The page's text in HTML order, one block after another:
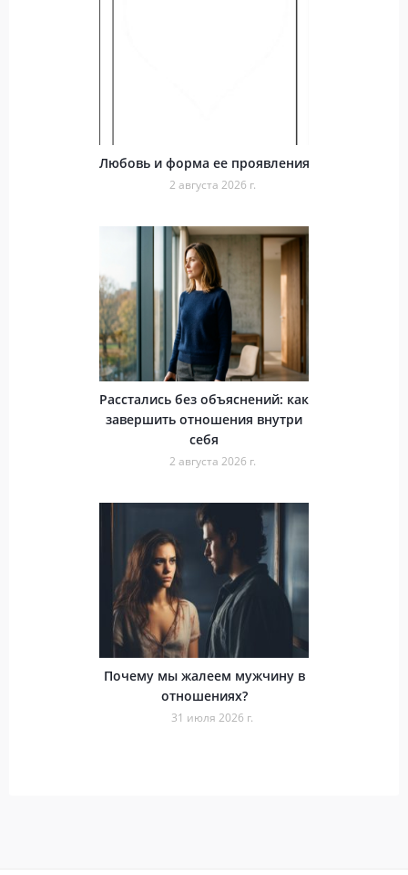
Любовь и форма ее проявления
2 августа 2026 г.
Расстались без объяснений: как
завершить отношения внутри
себя
2 августа 2026 г.
Почему мы жалеем мужчину в
отношениях?
31 июля 2026 г.